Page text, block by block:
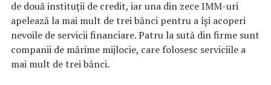
de două instituții de credit, iar una din zece IMM-uri
apelează la mai mult de trei bănci pentru a își acoperi
nevoile de servicii financiare. Patru la sută din firme sunt
companii de mărime mijlocie, care folosesc serviciile a
mai mult de trei bănci.